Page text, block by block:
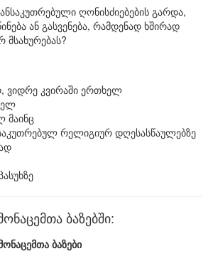
ღონისძიებების გარდა,
ან გასვენება, რამდენად ხშირად
ვიდრე კვირაში ერთხელ
მაინც
რელიგიურ დღესასწაულებზე
ბაზებში:
ბაზები